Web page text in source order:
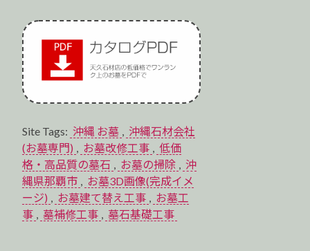
Site Tags: 沖縄 お墓 , 沖縄石材会社
(お墓専門) , お墓改修工事 , 低価
格・高品質の墓石 , お墓の掃除 , 沖
縄県那覇市 , お墓3D画像(完成イメ
ージ) , お墓建て替え工事 , お墓工
事 , 墓補修工事 , 墓石基礎工事